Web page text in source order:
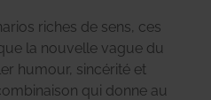
riches de sens, ces
la nouvelle vague du
humour, sincérité et
qui donne au